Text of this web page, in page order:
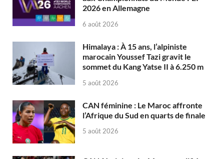
2026 en Allemagne
6 août 2026
Himalaya : À 15 ans, l’alpiniste
marocain Youssef Tazi gravit le
sommet du Kang Yatse II à 6.250 m
5 août 2026
CAN féminine : Le Maroc affronte
l’Afrique du Sud en quarts de finale
5 août 2026